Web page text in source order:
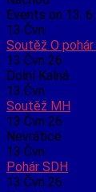
Events on 13.
13 Čvn
Soutěž O
13 Čvn 26
Dolní Kalná
13 Čvn
Soutěž MH
13 Čvn 26
Nevrátice
13 Čvn
Pohár SDH
13 Čvn 26